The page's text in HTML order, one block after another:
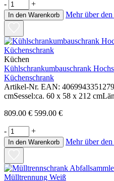
- +
In den Warenkorb Mehr über
Küchen
Kühlschrankumbauschrank
Küchenschrank
Artikel-Nr. EAN:
cmSessel:ca. 60 x 58 x 212
809.00 € 599.00 €
- +
In den Warenkorb Mehr über